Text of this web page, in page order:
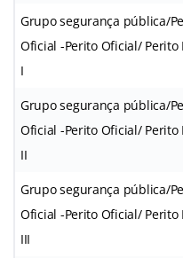
Grupo segurança pública/
Oficial -Perito Oficial/
I
Grupo segurança pública/
Oficial -Perito Oficial/
II
Grupo segurança pública/
Oficial -Perito Oficial/
III